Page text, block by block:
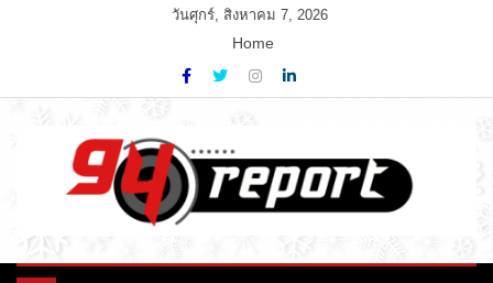
วันศุกร์, สิงหาคม 7, 2026
Home
94 Report.com
Variety News